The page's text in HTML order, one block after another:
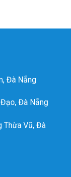
Đà Nẵng
Đà Nẵng
Thừa Vũ, Đà